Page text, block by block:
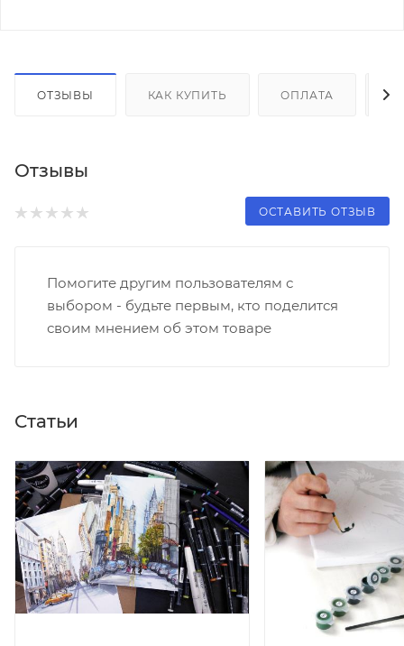
ОТЗЫВЫ КАК КУПИТЬ ОПЛАТА
Отзывы
ОСТАВИТЬ ОТЗЫВ
Помогите другим пользователям с
выбором - будьте первым, кто поделится
своим мнением об этом товаре
Статьи